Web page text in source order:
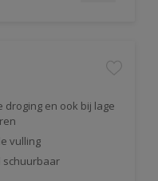
droging en ook bij lage
vulling
schuurbaar